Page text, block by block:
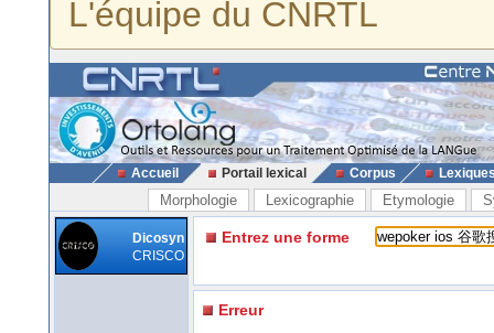
L'équipe du CNRTL
Accueil Portail lexical Corpus
Morphologie Lexicographie Etymologie
Dicosyn
CRISCO
Entrez une forme
Erreur